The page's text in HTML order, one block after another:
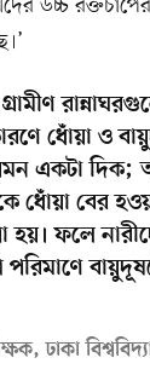
উচ্চ
ধোঁয়া ও
একটা দিক;
ধোঁয়া বের
হয়। ফলে
ঢাকা